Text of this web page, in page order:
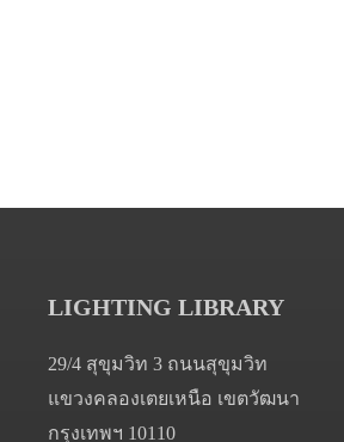
LIGHTING LIBRARY
29/4 สุขุมวิท 3 ถนนสุขุมวิท
แขวงคลองเตยเหนือ เขตวัฒนา
กรุงเทพฯ 10110